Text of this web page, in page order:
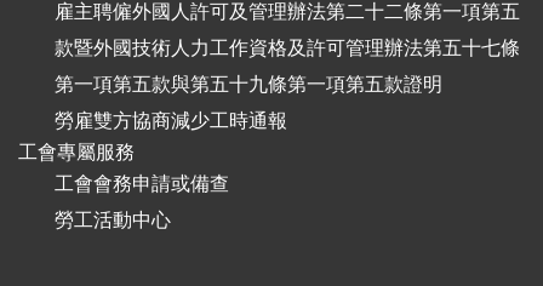
雇主聘僱外國人許可及管理辦法第二十二條第一項第五
款暨外國技術人力工作資格及許可管理辦法第五十七條
第一項第五款與第五十九條第一項第五款證明
勞雇雙方協商減少工時通報
工會專屬服務
工會會務申請或備查
勞工活動中心